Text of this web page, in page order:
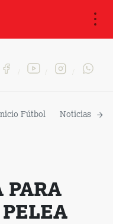
Noticias
Fútbol
PARA